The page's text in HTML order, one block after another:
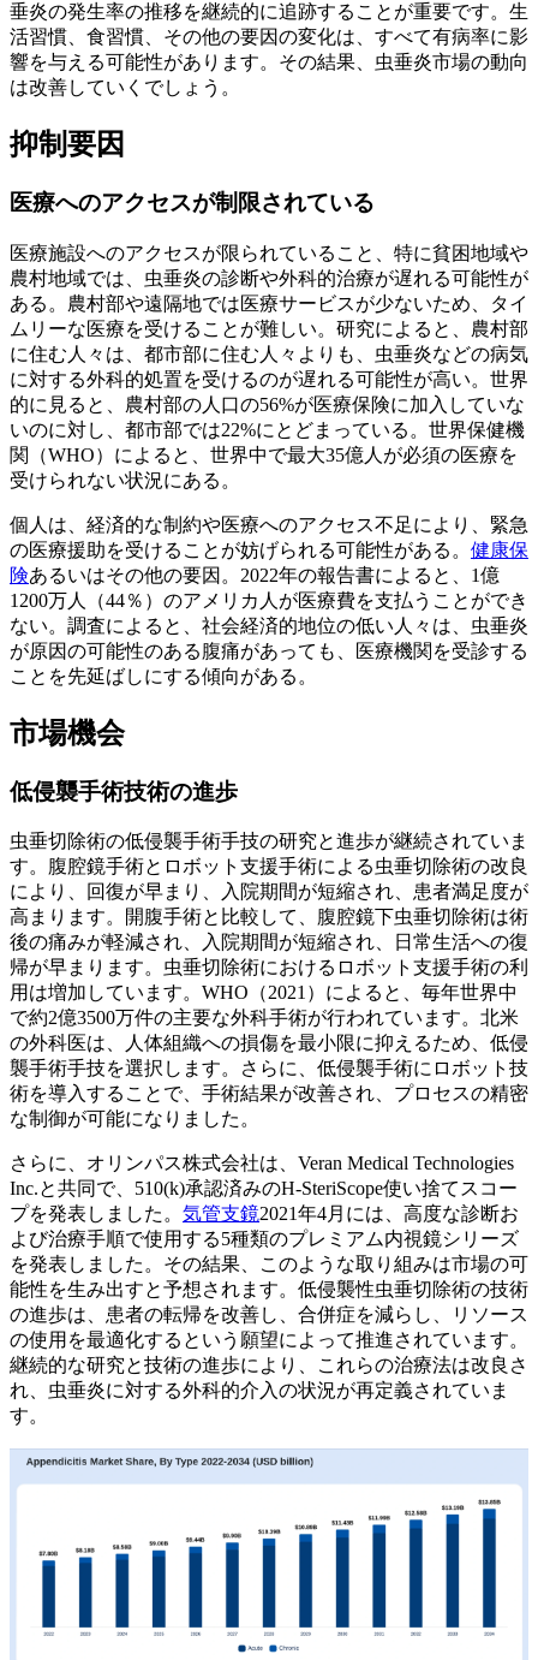
垂炎の発生率の推移を継続的に追跡することが重要です。生
活習慣、食習慣、その他の要因の変化は、すべて有病率に影
響を与える可能性があります。その結果、虫垂炎市場の動向
は改善していくでしょう。
抑制要因
医療へのアクセスが制限されている
医療施設へのアクセスが限られていること、特に貧困地域や
農村地域では、虫垂炎の診断や外科​​的治療が遅れる可能性が
ある。農村部や遠隔地では医療サービスが少ないため、タイ
ムリーな医療を受けることが難しい。研究によると、農村部
に住む人々は、都市部に住む人々よりも、虫垂炎などの病気
に対する外科的処置を受けるのが遅れる可能性が高い。世界
的に見ると、農村部の人口の56%が医療保険に加入していな
いのに対し、都市部では22%にとどまっている。世界保健機
関（WHO）によると、世界中で最大35億人が必須の医療を
受けられない状況にある。
個人は、経済的な制約や医療へのアクセス不足により、緊急
の医療援助を受けることが妨げられる可能性がある。 健康保
険あるいはその他の要因。2022年の報告書によると、1億
1200万人（44％）のアメリカ人が医療費を支払うことができ
ない。調査によると、社会経済的地位の低い人々は、虫垂炎
が原因の可能性のある腹痛があっても、医療機関を受診する
ことを先延ばしにする傾向がある。
市場機会
低侵襲手術技術の進歩
虫垂切除術の低侵襲手術手技の研究と進歩が継続されていま
す。腹腔鏡手術とロボット支援手術による虫垂切除術の改良
により、回復が早まり、入院期間が短縮され、患者満足度が
高まります。開腹手術と比較して、腹腔鏡下虫垂切除術は術
後の痛みが軽減され、入院期間が短縮され、日常生活への復
帰が早まります。虫垂切除術におけるロボット支援手術の利
用は増加しています。WHO（2021）によると、毎年世界中
で約2億3500万件の主要な外科手術が行われています。北米
の外科医は、人体組織への損傷を最小限に抑えるため、低侵
襲手術手技を選択します。さらに、低侵襲手術にロボット技
術を導入することで、手術結果が改善され、プロセスの精密
な制御が可能になりました。
さらに、オリンパス株式会社は、Veran Medical Technologies
Inc.と共同で、510(k)承認済みのH-SteriScope使い捨てスコー
プを発表しました。 気管支鏡2021年4月には、高度な診断お
よび治療手順で使用する5種類のプレミアム内視鏡シリーズ
を発表しました。その結果、このような取り組みは市場の可
能性を生み出すと予想されます。低侵襲性虫垂切除術の技術
の進歩は、患者の転帰を改善し、合併症を減らし、リソース
の使用を最適化するという願望によって推進されています。
継続的な研究と技術の進歩により、これらの治療法は改良さ
れ、虫垂炎に対する外科的介入の状況が再定義されていま
す。